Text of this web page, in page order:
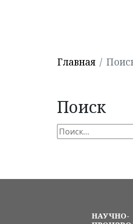
Главная
Поиск
Найти:
НАУЧНО-